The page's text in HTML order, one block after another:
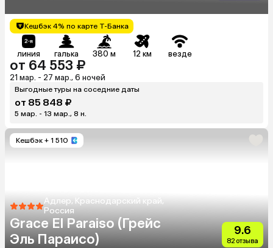
Кешбэк 4% по карте Т-Банка
линия галька 380 м 12 км везде
от 64 553 ₽
21 мар. - 27 мар., 6 ночей
Выгодные туры на соседние даты
от 85 848 ₽
5 мар. - 13 мар., 8 н.
Кешбэк + 1 510
Адлер, Краснодарский край,
Россия
Grace El Paraiso (Грейс
Эль Параисо)
9.6
82 отзыва